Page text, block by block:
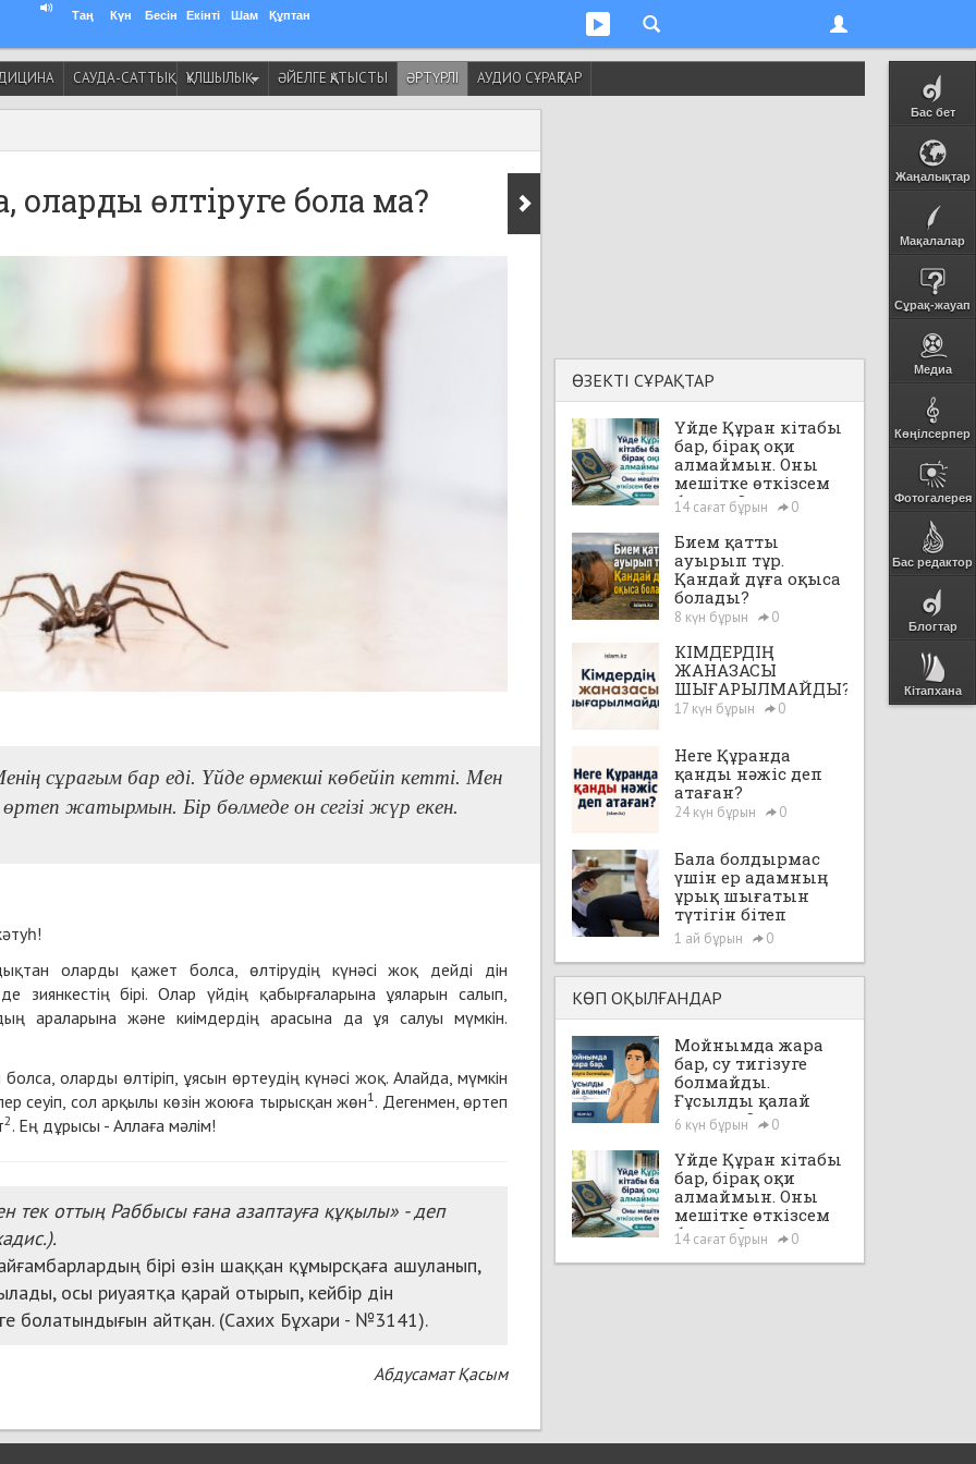
Таң Күн Бесін Екінті Шам Құптан
Бас бет
Жаңалықтар
Мақалалар
Сұрақ-жауап
Медиа
Көңілсерпер
Фотогалерея
Бас редактор
Блогтар
Кітапхана
САУДА-САТТЫҚ ҚҰЛШЫЛЫҚ ӘЙЕЛГЕ ҚАТЫСТЫ ӘРТҮРЛІ АУДИО СҰРАҚТАР
оларды өлтіруге бола ма?
сұрағым бар еді. Үйде өрмекші көбейіп кетті. Мен
жатырмын. Бір бөлмеде он сегізі жүр екен.
оларды қажет болса, өлтірудің күнәсі жоқ дейді дін
зиянкестің бірі. Олар үйдің қабырғаларына ұяларын салып,
араларына және киімдердің арасына да ұя салуы мүмкін.
оларды өлтіріп, ұясын өртеудің күнәсі жоқ. Алайда, мүмкін
сеуіп, сол арқылы көзін жоюға тырысқан жөн1. Дегенмен, өртеп
2. Ең дұрысы - Аллаға мәлім!
тек оттың Раббысы ғана азаптауға құқылы» - деп
бірі өзін шаққан құмырсқаға ашуланып,
осы риуаятқа қарай отырып, кейбір дін
болатындығын айтқан. (Сахих Бұхари - №3141).
Абдусамат Қасым
ӨЗЕКТІ СҰРАҚТАР
Үйде Құран кітабы
бар, бірақ оқи
алмаймын. Оны
мешітке өткізсем
бе екен?
14 сағат бұрын 0
Бием қатты
ауырып тұр.
Қандай дұға оқыса
болады?
8 күн бұрын 0
КІМДЕРДІҢ
ЖАНАЗАСЫ
ШЫҒАРЫЛМАЙДЫ?
17 күн бұрын 0
Неге Құранда
қанды нәжіс деп
атаған?
24 күн бұрын 0
Бала болдырмас
үшін ер адамның
ұрық шығатын
түтігін бітеп
тастауға, яғни,
"вазэктомия"
жасатуға бола ма?
1 ай бұрын 0
КӨП ОҚЫЛҒАНДАР
Мойнымда жара
бар, су тигізуге
болмайды.
Ғұсылды қалай
аламын?
6 күн бұрын 0
Үйде Құран кітабы
бар, бірақ оқи
алмаймын. Оны
мешітке өткізсем
бе екен?
14 сағат бұрын 0